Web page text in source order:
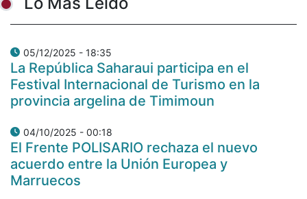
05/12/2025 - 18:35
La República Saharaui participa en el
Festival Internacional de Turismo en la
provincia argelina de Timimoun
04/10/2025 - 00:18
El Frente POLISARIO rechaza el nuevo
acuerdo entre la Unión Europea y
Marruecos